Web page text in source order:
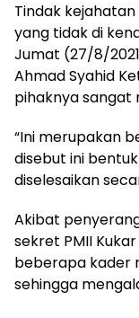
Tindak
yang tidak di
Jumat (27/8/
Ahmad Syahid
pihaknya sangat
“Ini merupakan
disebut ini
diselesaikan
Akibat
sekret PMII
beberapa kader
sehingga